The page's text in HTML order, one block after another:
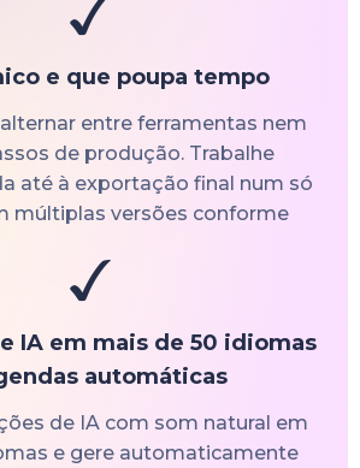
e que poupa tempo
entre ferramentas nem
de produção. Trabalhe
até à exportação final num só
múltiplas versões conforme
IA em mais de 50 idiomas
automáticas
de IA com som natural em
e gere automaticamente